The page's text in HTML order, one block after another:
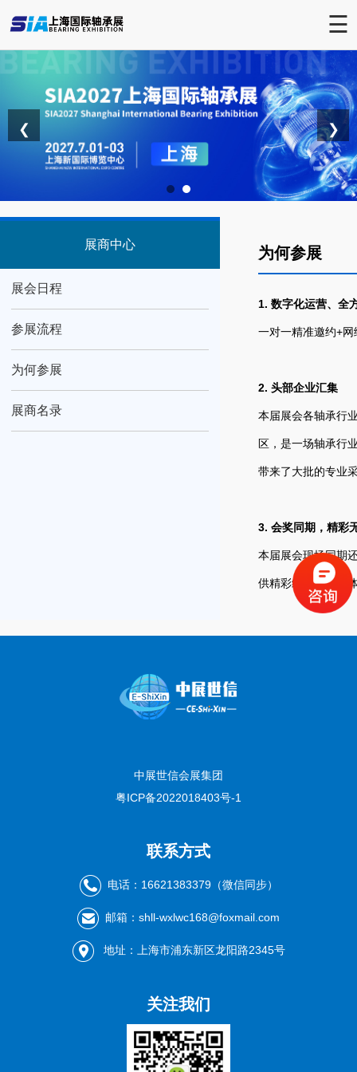
☰
❮ ❯
展商中心
展会日程
参展流程
为何参展
展商名录
为何参展
1. 数字化运营、全
一对一精准邀约+
2. 头部企业汇集
本届展会各轴承行
区，是一场轴承行
带来了大批的专业
3. 会奖同期，精彩
本届展会现场同期
供精彩绝伦的视听
中展世信会展集团
粤ICP备2022018403号-1
联系方式
电话：16621383379（微信同步）
邮箱：shll-wxlwc168@foxmail.com
地址：上海市浦东新区龙阳路2345号
关注我们